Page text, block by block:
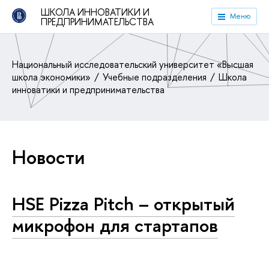
ШКОЛА ИННОВАТИКИ И
ПРЕДПРИНИМАТЕЛЬСТВА Меню
Национальный исследовательский университет «Высшая
школа экономики»
Учебные подразделения
Школа
инноватики и предпринимательства
Новости
HSE Pizza Pitch – открытый
микрофон для стартапов